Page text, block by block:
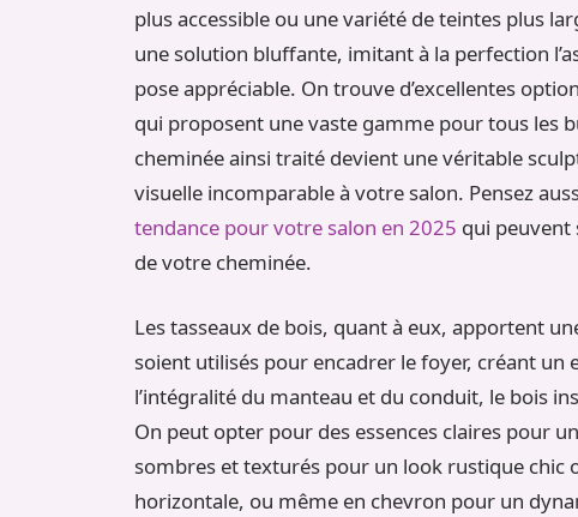
plus accessible ou une variété de teintes plus
une solution bluffante, imitant à la perfection
pose appréciable. On trouve d’excellentes
qui proposent une vaste gamme pour tous les
cheminée ainsi traité devient une véritable
visuelle incomparable à votre salon. Pensez
tendance pour votre salon en 2025 qui peuvent
de votre cheminée.
Les tasseaux de bois, quant à eux, apportent
soient utilisés pour encadrer le foyer, créant
l’intégralité du manteau et du conduit, le bois
On peut opter pour des essences claires pour
sombres et texturés pour un look rustique chic
horizontale, ou même en chevron pour un